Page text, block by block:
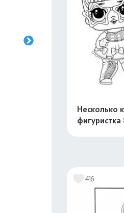
Несколько
фигуристка
416